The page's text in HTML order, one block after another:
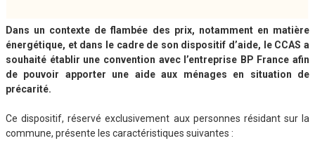
Dans un contexte de flambée des prix, notamment en matière
énergétique, et dans le cadre de son dispositif d’aide, le CCAS a
souhaité établir une convention avec l’entreprise BP France afin
de pouvoir apporter une aide aux ménages en situation de
précarité.
Ce dispositif, réservé exclusivement aux personnes résidant sur la
commune, présente les caractéristiques suivantes :